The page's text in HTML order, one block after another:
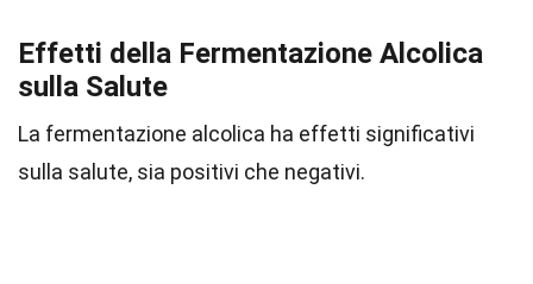
Effetti della Fermentazione Alcolica
sulla Salute
La fermentazione alcolica ha effetti significativi
sulla salute, sia positivi che negativi.